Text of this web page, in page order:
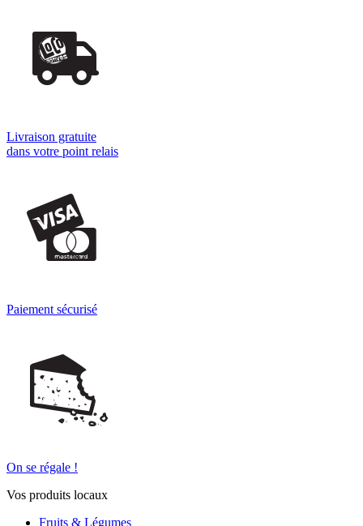
Livraison gratuite
dans votre point relais
Paiement sécurisé
On se régale !
Vos produits locaux
Fruits & Légumes